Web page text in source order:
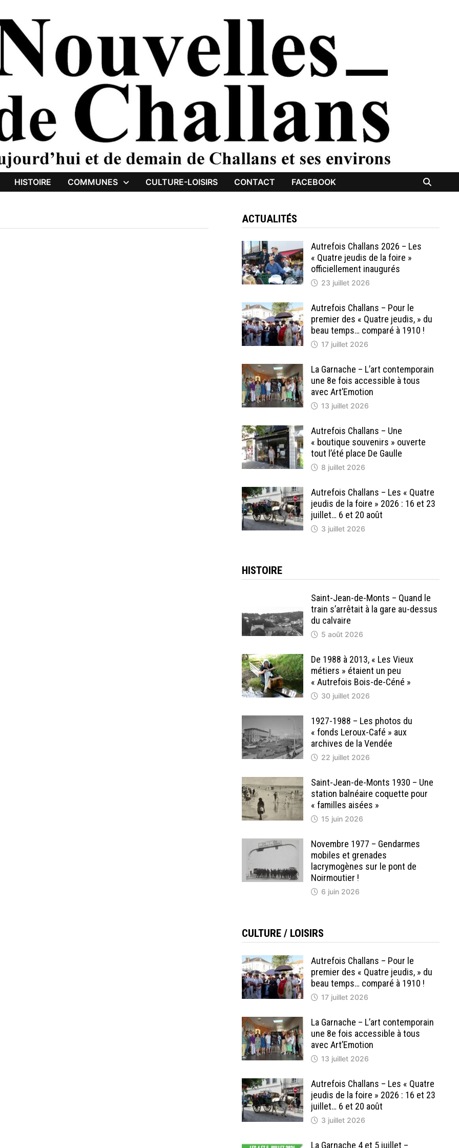
HISTOIRE COMMUNES CULTURE-LOISIRS CONTACT FACEBOOK
ACTUALITÉS
Autrefois Challans 2026 – Les
« Quatre jeudis de la foire »
officiellement inaugurés
23 juillet 2026
Autrefois Challans – Pour le
premier des « Quatre jeudis, » du
beau temps… comparé à 1910 !
17 juillet 2026
La Garnache – L’art contemporain
une 8e fois accessible à tous
avec Art’Emotion
13 juillet 2026
Autrefois Challans – Une
« boutique souvenirs » ouverte
tout l’été place De Gaulle
8 juillet 2026
Autrefois Challans – Les « Quatre
jeudis de la foire » 2026 : 16 et 23
juillet… 6 et 20 août
3 juillet 2026
HISTOIRE
Saint-Jean-de-Monts – Quand le
train s’arrêtait à la gare au-dessus
du calvaire
5 août 2026
De 1988 à 2013, « Les Vieux
métiers » étaient un peu
« Autrefois Bois-de-Céné »
30 juillet 2026
1927-1988 – Les photos du
« fonds Leroux-Café » aux
archives de la Vendée
22 juillet 2026
Saint-Jean-de-Monts 1930 – Une
station balnéaire coquette pour
« familles aisées »
15 juin 2026
Novembre 1977 – Gendarmes
mobiles et grenades
lacrymogènes sur le pont de
Noirmoutier !
6 juin 2026
CULTURE / LOISIRS
Autrefois Challans – Pour le
premier des « Quatre jeudis, » du
beau temps… comparé à 1910 !
17 juillet 2026
La Garnache – L’art contemporain
une 8e fois accessible à tous
avec Art’Emotion
13 juillet 2026
Autrefois Challans – Les « Quatre
jeudis de la foire » 2026 : 16 et 23
juillet… 6 et 20 août
3 juillet 2026
La Garnache 4 et 5 juillet –